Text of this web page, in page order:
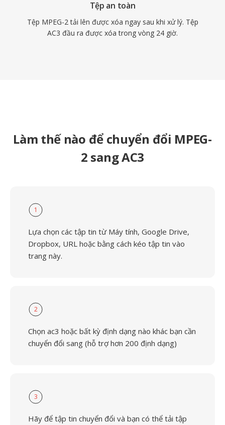
Tệp an toàn
Tệp MPEG-2 tải lên được xóa ngay sau khi xử lý. Tệp
AC3 đầu ra được xóa trong vòng 24 giờ.
Làm thế nào để chuyển đổi MPEG-
2 sang AC3
1
Lựa chọn các tập tin từ Máy tính, Google Drive,
Dropbox, URL hoặc bằng cách kéo tập tin vào
trang này.
2
Chọn ac3 hoặc bất kỳ định dạng nào khác bạn cần
chuyển đổi sang (hỗ trợ hơn 200 định dạng)
3
Hãy để tập tin chuyển đổi và bạn có thể tải tập